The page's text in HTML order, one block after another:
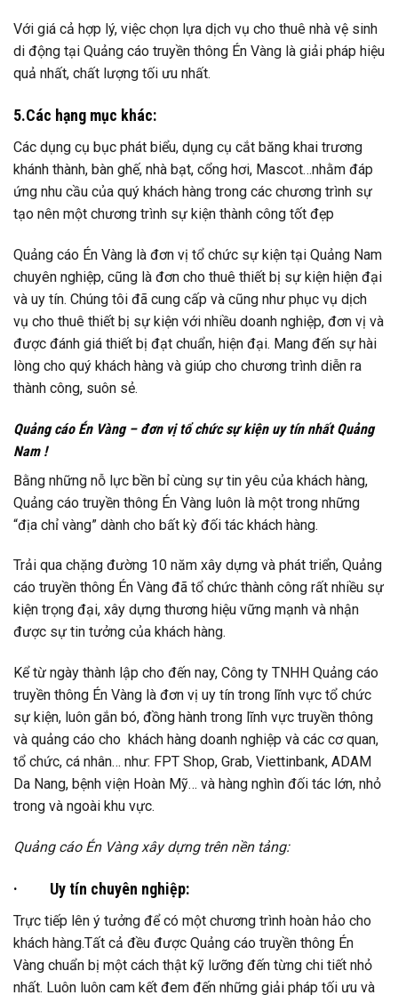
Với giá cả hợp lý, việc chọn lựa dịch vụ cho thuê nhà vệ sinh
di động tại Quảng cáo truyền thông Én Vàng là giải pháp hiệu
quả nhất, chất lượng tối ưu nhất.
5.Các hạng mục khác:
Các dụng cụ bục phát biểu, dụng cụ cắt băng khai trương
khánh thành, bàn ghế, nhà bạt, cổng hơi, Mascot…nhằm đáp
ứng nhu cầu của quý khách hàng trong các chương trình sự
tạo nên một chương trình sự kiện thành công tốt đẹp
Quảng cáo Én Vàng là đơn vị tổ chức sự kiện tại Quảng Nam
chuyên nghiệp, cũng là đơn cho thuê thiết bị sự kiện hiện đại
và uy tín. Chúng tôi đã cung cấp và cũng như phục vụ dịch
vụ cho thuê thiết bị sự kiện với nhiều doanh nghiệp, đơn vị và
được đánh giá thiết bị đạt chuẩn, hiện đại. Mang đến sự hài
lòng cho quý khách hàng và giúp cho chương trình diễn ra
thành công, suôn sẻ.
Quảng cáo Én Vàng – đơn vị tổ chức sự kiện uy tín nhất Quảng
Nam !
Bằng những nỗ lực bền bỉ cùng sự tin yêu của khách hàng,
Quảng cáo truyền thông Én Vàng luôn là một trong những
“địa chỉ vàng” dành cho bất kỳ đối tác khách hàng.
Trải qua chặng đường 10 năm xây dựng và phát triển, Quảng
cáo truyền thông Én Vàng đã tổ chức thành công rất nhiều sự
kiện trọng đại, xây dựng thương hiệu vững mạnh và nhận
được sự tin tưởng của khách hàng.
Kể từ ngày thành lập cho đến nay, Công ty TNHH Quảng cáo
truyền thông Én Vàng là đơn vị uy tín trong lĩnh vực tổ chức
sự kiện, luôn gắn bó, đồng hành trong lĩnh vực truyền thông
và quảng cáo cho khách hàng doanh nghiệp và các cơ quan,
tổ chức, cá nhân… như: FPT Shop, Grab, Viettinbank, ADAM
Da Nang, bệnh viện Hoàn Mỹ… và hàng nghìn đối tác lớn, nhỏ
trong và ngoài khu vực.
Quảng cáo Én Vàng xây dựng trên nền tảng:
· Uy tín chuyên nghiệp:
Trực tiếp lên ý tưởng để có một chương trình hoàn hảo cho
khách hàng.Tất cả đều được Quảng cáo truyền thông Én
Vàng chuẩn bị một cách thật kỹ lưỡng đến từng chi tiết nhỏ
nhất. Luôn luôn cam kết đem đến những giải pháp tối ưu và